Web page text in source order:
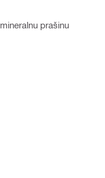
prašinu